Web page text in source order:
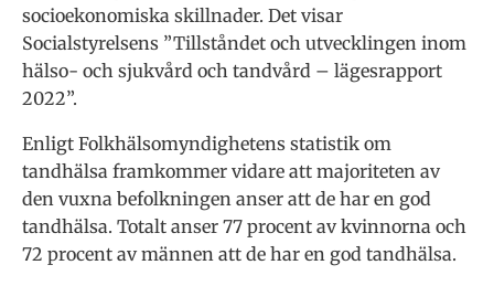
socioekonomiska skillnader. Det visar
Socialstyrelsens ”Tillståndet och utvecklingen inom
hälso- och sjukvård och tandvård – lägesrapport
2022”.
Enligt Folkhälsomyndighetens statistik om
tandhälsa framkommer vidare att majoriteten av
den vuxna befolkningen anser att de har en god
tandhälsa. Totalt anser 77 procent av kvinnorna och
72 procent av männen att de har en god tandhälsa.